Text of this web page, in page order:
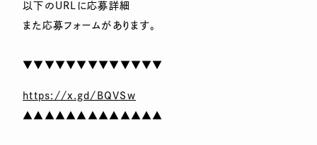
以下のURLに応募詳細
また応募フォームがあります。
▼▼▼▼▼▼▼▼▼▼▼▼▼
https://x.gd/BQVSw
▲▲▲▲▲▲▲▲▲▲▲▲▲